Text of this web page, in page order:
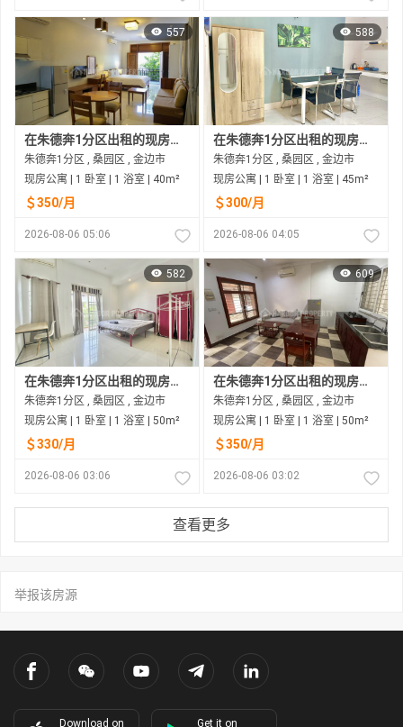
557
在朱德奔1分区出租的现房公寓
朱德奔1分区 , 桑园区 , 金边市
现房公寓 | 1 卧室 | 1 浴室 | 40m²
＄350/月
2026-08-06 05:06
588
在朱德奔1分区出租的现房公寓
朱德奔1分区 , 桑园区 , 金边市
现房公寓 | 1 卧室 | 1 浴室 | 45m²
＄300/月
2026-08-06 04:05
582
在朱德奔1分区出租的现房公寓
朱德奔1分区 , 桑园区 , 金边市
现房公寓 | 1 卧室 | 1 浴室 | 50m²
＄330/月
2026-08-06 03:06
609
在朱德奔1分区出租的现房公寓
朱德奔1分区 , 桑园区 , 金边市
现房公寓 | 1 卧室 | 1 浴室 | 50m²
＄350/月
2026-08-06 03:02
查看更多
举报该房源
Download on Get it on